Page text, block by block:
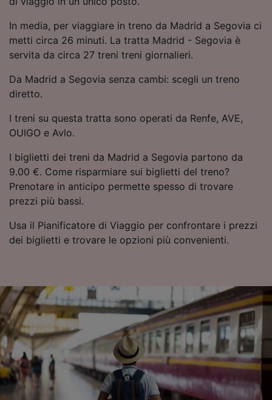
In media, per viaggiare in treno da Madrid a Segovia ci
metti circa 26 minuti. La tratta Madrid - Segovia è
servita da circa 27 treni treni giornalieri.
Da Madrid a Segovia senza cambi: scegli un treno
diretto.
I treni su questa tratta sono operati da Renfe, AVE,
OUIGO e Avlo.
I biglietti dei treni da Madrid a Segovia partono da
9.00 €. Come risparmiare sui biglietti del treno?
Prenotare in anticipo permette spesso di trovare
prezzi più bassi.
Usa il Pianificatore di Viaggio per confrontare i prezzi
dei biglietti e trovare le opzioni più convenienti.
Utilizzare dati di geolocalizzazione precisi.
Scansione attiva delle caratteristiche del
dispositivo ai fini dell’identificazione.
Archiviare informazioni su dispositivo e/o
accedervi. Pubblicità e contenuti
dei contenuti e degli annunci, ricerche sul
pubblico, sviluppo di servizi.
Elenco dei partner (fornitori)